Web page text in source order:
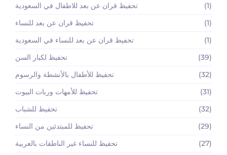
تحفيظ قران عن بعد للاطفال في السعودية
(1)
تحفيظ قران عن بعد للنساء
(1)
تحفيظ قران عن بعد للنساء في السعودية
(1)
تحفيظ لكبار السن
(39)
تحفيظ للأطفال بالأنشطة والرسوم
(32)
تحفيظ للأمهات وربات البيوت
(31)
تحفيظ للشباب
(32)
تحفيظ للمبتدئين من النساء
(29)
تحفيظ للنساء غير الناطقات بالعربية
(27)